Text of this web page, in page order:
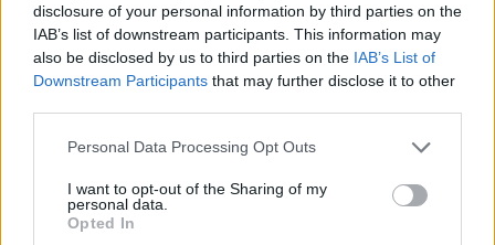
disclosure of your personal information by third parties on the
IAB’s list of downstream participants. This information may
also be disclosed by us to third parties on the IAB’s List of
Downstream Participants that may further disclose it to other
Please note that this website/app uses one or more Google
not limited to your visit or usage behaviour. You may click to
grant or deny consent to Google and its third-party tags to
use your data for below specified purposes in below Google
Personal Data Processing Opt Outs
I want to opt-out of the Sharing of my
personal data.
Opted In